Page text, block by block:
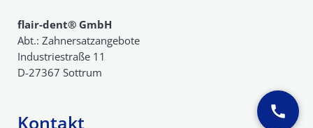
flair-dent® GmbH
Abt.: Zahnersatzangebote
Industriestraße 11
D-27367 Sottrum
Kontakt